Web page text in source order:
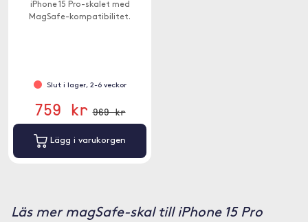
iPhone 15 Pro-skalet med
MagSafe-kompatibilitet.
Slut i lager, 2-6 veckor
759 kr 969 kr
Lägg i varukorgen
Läs mer magSafe-skal till iPhone 15 Pro